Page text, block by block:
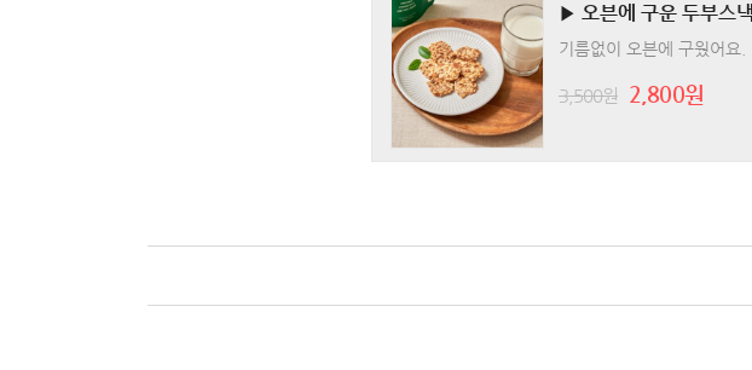
▶ 오븐에 구운 두부스
기름없이 오븐에 구웠어요.
3,500원 2,800원